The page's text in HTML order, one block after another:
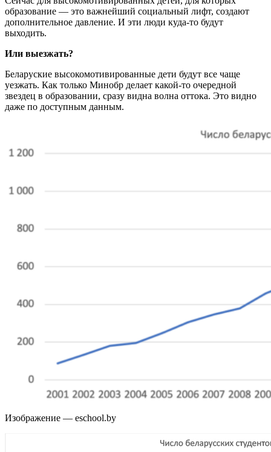
образование — это важнейший социальный лифт, создают
дополнительное давление. И эти люди куда-то будут
выходить.
Или выезжать?
Беларуские высокомотивированные дети будут все чаще
уезжать. Как только Минобр делает какой-то очередной
звездец в образовании, сразу видна волна оттока. Это видно
даже по доступным данным.
Изображение — eschool.by